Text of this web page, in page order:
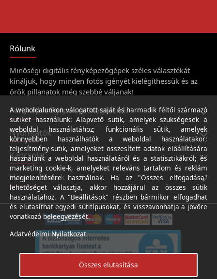
Rólunk
Minőségi digitális fényképezőgépek széles választékát
kínáljuk, hogy minden fotós igényét kielégíthessük és az
örök pillanatok még szebbé váljanak!
Fényképezőgépek és kiegészítői
Nyomtatók
Kapcsolat
Hasznos linkek
A weboldalunkon válogatott saját és harmadik féltől származó
sütiket használunk: Alapvető sütik, amelyek szükségesek a
weboldal használatához; funkcionális sütik, amelyek
könnyebben használhatók a weboldal használatakor;
teljesítmény-sütik, amelyeket összesített adatok előállítására
használunk a weboldal használatáról és a statisztikákról; és
marketing cookie-k, amelyeket releváns tartalom és reklám
megjelenítésére használnak. Ha az "Összes elfogadása"
lehetőséget választja, akkor hozzájárul az összes sütik
használatához. A "Beállítások" részben bármikor elfogadhat
és elutasíthat egyedi sütitípusokat, és visszavonhatja a jövőre
vonatkozó beleegyezését.
Adatvédelmi Nyilatkozat
Összes elutasítása